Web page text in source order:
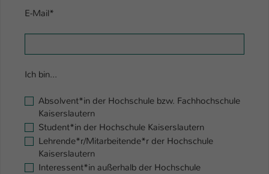
E-Mail*
Ich bin...
Absolvent*in der Hochschule bzw. Fachhochschule
Kaiserslautern
Student*in der Hochschule Kaiserslautern
Lehrende*r/Mitarbeitende*r der Hochschule
Kaiserslautern
Interessent*in außerhalb der Hochschule